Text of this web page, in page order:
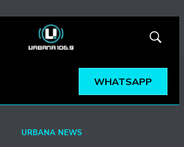
Mostrar
WHATSAPP
URBANA NEWS